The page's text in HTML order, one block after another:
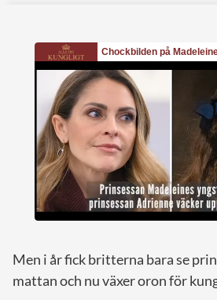
Men i år fick britterna bara se
mattan och nu växer oron för